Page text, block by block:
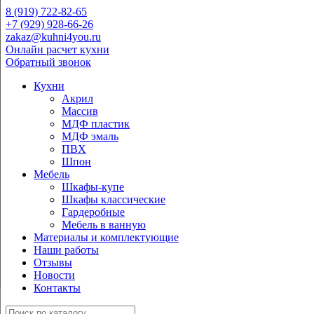
8 (919) 722-82-65
+7 (929) 928-66-26
zakaz@kuhni4you.ru
Онлайн расчет кухни
Обратный звонок
Кухни
Акрил
Массив
МДФ пластик
МДФ эмаль
ПВХ
Шпон
Мебель
Шкафы-купе
Шкафы классические
Гардеробные
Мебель в ванную
Материалы и комплектующие
Наши работы
Отзывы
Новости
Контакты